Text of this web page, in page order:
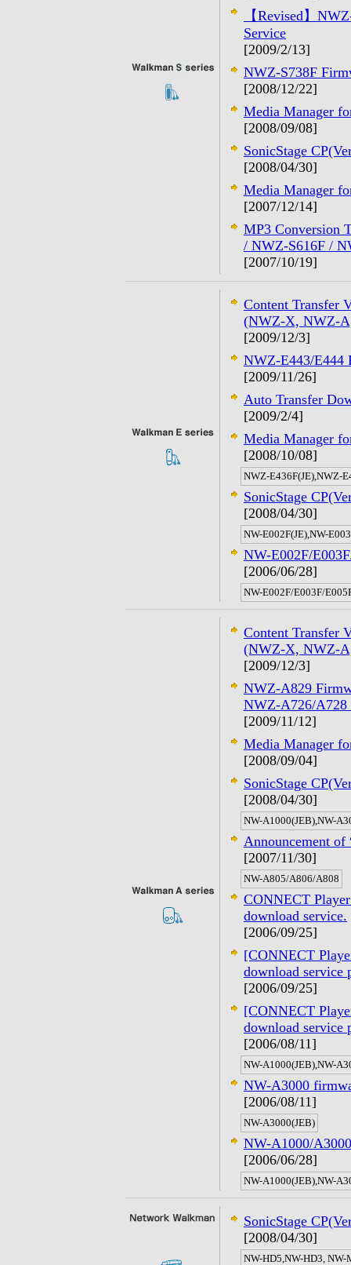
【Revised】
Service
[2009/2/13]
NWZ-S738F
[2008/12/22]
Media Manager
[2008/09/08]
SonicStage
[2008/04/30]
Media Manager
[2007/12/14]
MP3 Conversion
/ NWZ-S616F /
[2007/10/19]
Content Transfer
(NWZ-X, NWZ-
[2009/12/3]
NWZ-E443/E444
[2009/11/26]
Auto Transfer
[2009/2/4]
Media Manager
[2008/10/08]
NWZ-E436F(JE),NWZ-
SonicStage
[2008/04/30]
NW-E002F(JE),NW-
NW-E002F/
[2006/06/28]
NW-E002F/E003F/
Content Transfer
(NWZ-X, NWZ-
[2009/12/3]
NWZ-A829
NWZ-A726/A728
[2009/11/12]
Media Manager
[2008/09/04]
SonicStage
[2008/04/30]
NW-A1000(JEB),NW-
Announcement of
[2007/11/30]
NW-A805/A806/A808
CONNECT
download service.
[2006/09/25]
[CONNECT
download service
[2006/09/25]
[CONNECT
download service
[2006/08/11]
NW-A1000(JEB),NW-
NW-A3000
[2006/08/11]
NW-A3000(JEB)
NW-A1000/
[2006/06/28]
NW-A1000(JEB),NW-
SonicStage
[2008/04/30]
NW-HD5,NW-HD3,